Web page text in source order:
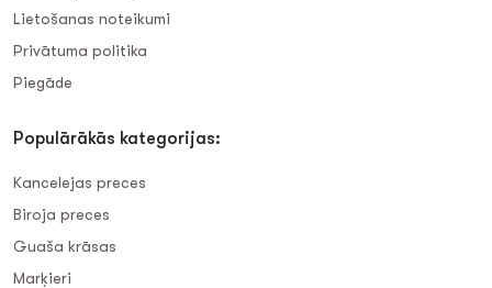
Lietošanas noteikumi
Privātuma politika
Piegāde
Populārākās kategorijas:
Kancelejas preces
Biroja preces
Guaša krāsas
Marķieri